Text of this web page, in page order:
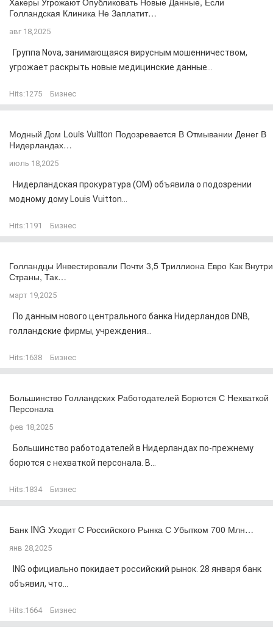
Голландская Клиника Не Заплатит…
авг 18,2025
Группа Nova, занимающаяся вирусным мошенничеством,
угрожает раскрыть новые медицинские данные...
Hits:1275 Бизнес
Модный Дом Louis Vuitton Подозревается В Отмывании Денег В
Нидерландах…
июль 18,2025
Нидерландская прокуратура (OM) объявила о подозрении
модному дому Louis Vuitton...
Hits:1191 Бизнес
Голландцы Инвестировали Почти 3,5 Триллиона Евро Как Внутри
Страны, Так…
март 19,2025
По данным нового центрального банка Нидерландов DNB,
голландские фирмы, учреждения...
Hits:1638 Бизнес
Большинство Голландских Работодателей Борются С Нехваткой
Персонала
фев 18,2025
Большинство работодателей в Нидерландах по-прежнему
борются с нехваткой персонала. В...
Hits:1834 Бизнес
Банк ING Уходит С Российского Рынка С Убытком 700 Млн…
янв 28,2025
ING официально покидает российский рынок. 28 января банк
объявил, что...
Hits:1664 Бизнес